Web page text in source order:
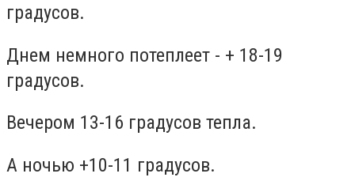
градусов.
Днем немного потеплеет - + 18-19
градусов.
Вечером 13-16 градусов тепла.
А ночью +10-11 градусов.